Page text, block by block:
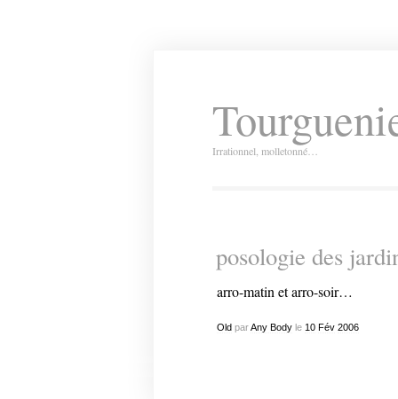
Irrationnel, molletonné…
posologie des
arro-matin et arro-soir…
OldparAny Bodyle 10 Fév 2006